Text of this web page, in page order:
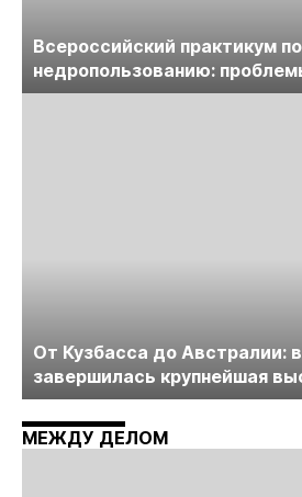
Всероссийский практикум по
недропользованию:
лицензирования,
От Кузбасса до Австралии:
завершилась крупнейшая
технологий «Недра России.
Майнинг»
МЕЖДУ ДЕЛОМ